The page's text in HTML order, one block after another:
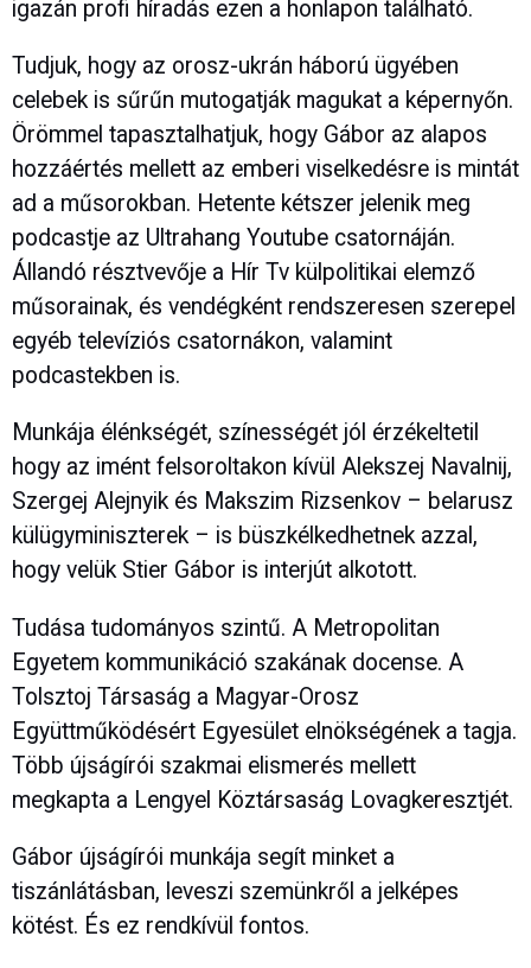
igazán profi híradás ezen a honlapon található.
Tudjuk, hogy az orosz-ukrán háború ügyében
celebek is sűrűn mutogatják magukat a képernyőn.
Örömmel tapasztalhatjuk, hogy Gábor az alapos
hozzáértés mellett az emberi viselkedésre is mintát
ad a műsorokban. Hetente kétszer jelenik meg
podcastje az Ultrahang Youtube csatornáján.
Állandó résztvevője a Hír Tv külpolitikai elemző
műsorainak, és vendégként rendszeresen szerepel
egyéb televíziós csatornákon, valamint
podcastekben is.
Munkája élénkségét, színességét jól érzékeltetil
hogy az imént felsoroltakon kívül Alekszej Navalnij,
Szergej Alejnyik és Makszim Rizsenkov – belarusz
külügyminiszterek – is büszkélkedhetnek azzal,
hogy velük Stier Gábor is interjút alkotott.
Tudása tudományos szintű. A Metropolitan
Egyetem kommunikáció szakának docense. A
Tolsztoj Társaság a Magyar-Orosz
Együttműködésért Egyesület elnökségének a tagja.
Több újságírói szakmai elismerés mellett
megkapta a Lengyel Köztársaság Lovagkeresztjét.
Gábor újságírói munkája segít minket a
tiszánlátásban, leveszi szemünkről a jelképes
kötést. És ez rendkívül fontos.